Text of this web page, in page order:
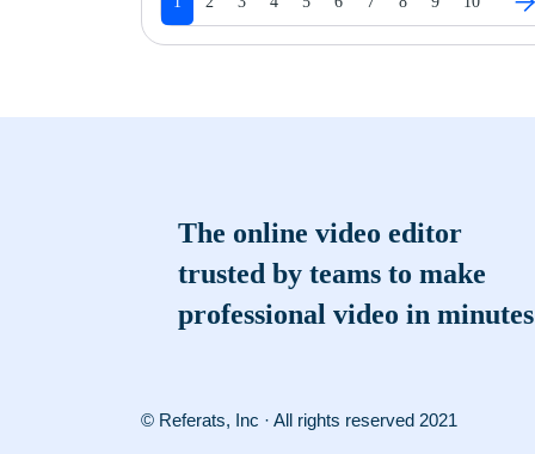
The online video editor
trusted by teams to make
professional video in minutes
© Referats, Inc · All rights reserved 2021